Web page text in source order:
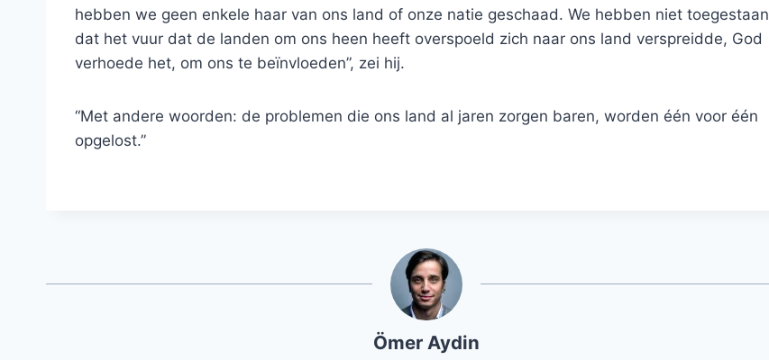
hebben we geen enkele haar van ons land of onze natie geschaad. We hebben niet toegestaan ​​
dat het vuur dat de landen om ons heen heeft overspoeld zich naar ons land verspreidde, God
verhoede het, om ons te beïnvloeden”, zei hij.
“Met andere woorden: de problemen die ons land al jaren zorgen baren, worden één voor één
opgelost.”
Ömer Aydin